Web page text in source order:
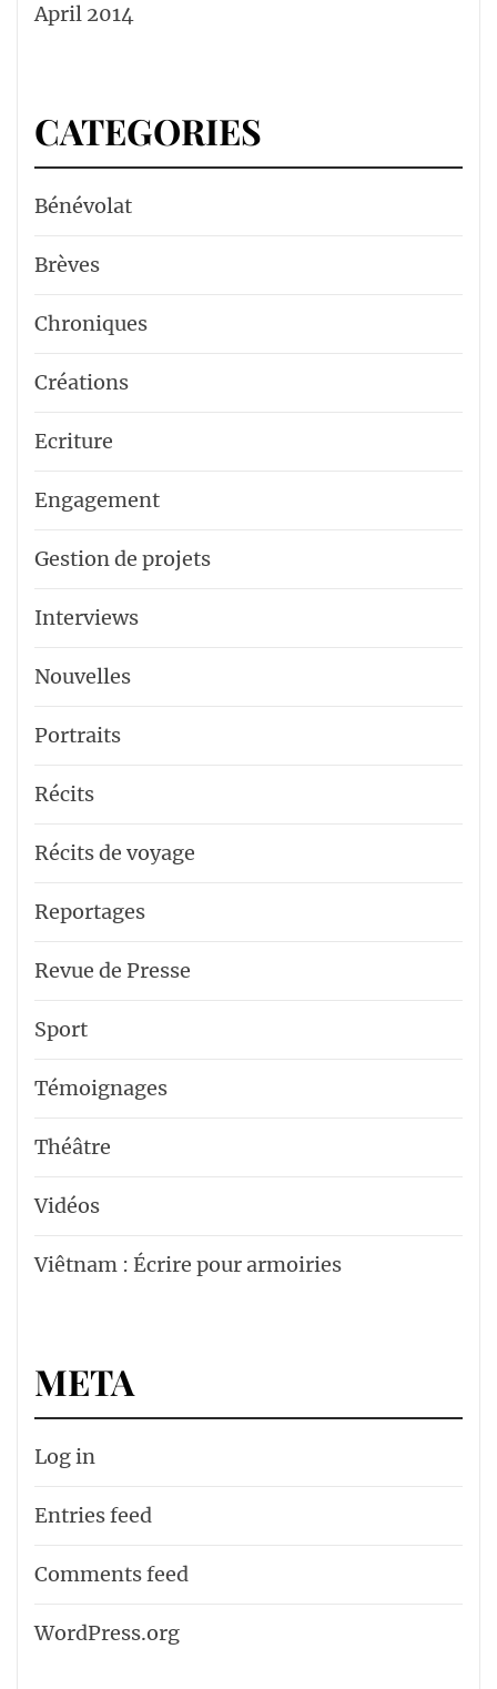
April 2014
CATEGORIES
Bénévolat
Brèves
Chroniques
Créations
Ecriture
Engagement
Gestion de projets
Interviews
Nouvelles
Portraits
Récits
Récits de voyage
Reportages
Revue de Presse
Sport
Témoignages
Théâtre
Vidéos
Viêtnam : Écrire pour armoiries
META
Log in
Entries feed
Comments feed
WordPress.org